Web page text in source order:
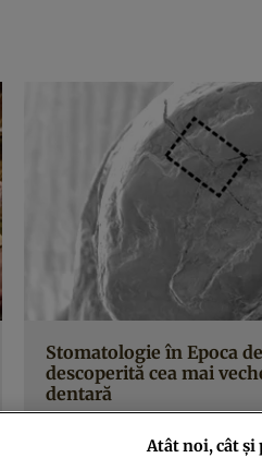
Stomatologie în Epoca
descoperită cea mai
dentară
Atât noi, cât